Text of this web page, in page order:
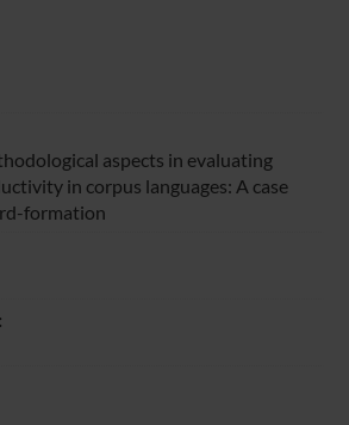
aspects in evaluating
in corpus languages: A case
formation